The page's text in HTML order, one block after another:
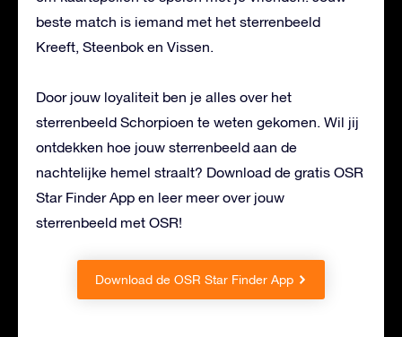
beste match is iemand met het sterrenbeeld
Kreeft, Steenbok en Vissen.
Door jouw loyaliteit ben je alles over het
sterrenbeeld Schorpioen te weten gekomen. Wil jij
ontdekken hoe jouw sterrenbeeld aan de
nachtelijke hemel straalt? Download de gratis OSR
Star Finder App en leer meer over jouw
sterrenbeeld met OSR!
Download de OSR Star Finder App